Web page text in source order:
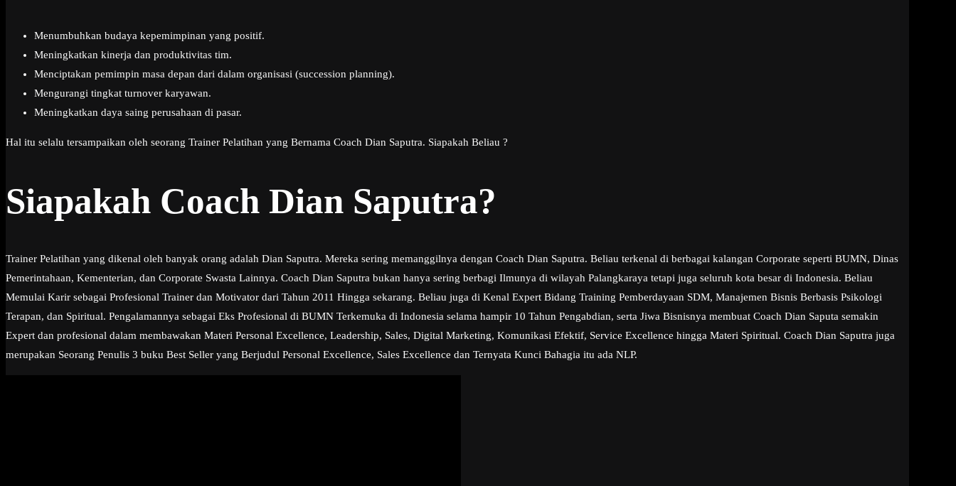
Menumbuhkan budaya kepemimpinan yang positif.
Meningkatkan kinerja dan produktivitas tim.
Menciptakan pemimpin masa depan dari dalam organisasi (succession planning).
Mengurangi tingkat turnover karyawan.
Meningkatkan daya saing perusahaan di pasar.
Hal itu selalu tersampaikan oleh seorang Trainer Pelatihan yang Bernama Coach Dian Saputra. Siapakah Beliau ?
Siapakah Coach Dian Saputra?
Trainer Pelatihan yang dikenal oleh banyak orang adalah Dian Saputra. Mereka sering memanggilnya dengan Coach Dian Saputra. Beliau terkenal di berbagai kalangan Corporate seperti BUMN, Dinas
Pemerintahaan, Kementerian, dan Corporate Swasta Lainnya. Coach Dian Saputra bukan hanya sering berbagi Ilmunya di wilayah Palangkaraya tetapi juga seluruh kota besar di Indonesia. Beliau
Memulai Karir sebagai Profesional Trainer dan Motivator dari Tahun 2011 Hingga sekarang. Beliau juga di Kenal Expert Bidang Training Pemberdayaan SDM, Manajemen Bisnis Berbasis Psikologi
Terapan, dan Spiritual. Pengalamannya sebagai Eks Profesional di BUMN Terkemuka di Indonesia selama hampir 10 Tahun Pengabdian, serta Jiwa Bisnisnya membuat Coach Dian Saputa semakin
Expert dan profesional dalam membawakan Materi Personal Excellence, Leadership, Sales, Digital Marketing, Komunikasi Efektif, Service Excellence hingga Materi Spiritual. Coach Dian Saputra juga
merupakan Seorang Penulis 3 buku Best Seller yang Berjudul Personal Excellence, Sales Excellence dan Ternyata Kunci Bahagia itu ada NLP.